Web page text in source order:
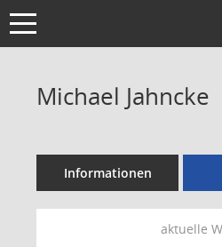
Toggle navigation
Michael Jahncke
Informationen
aktuelle